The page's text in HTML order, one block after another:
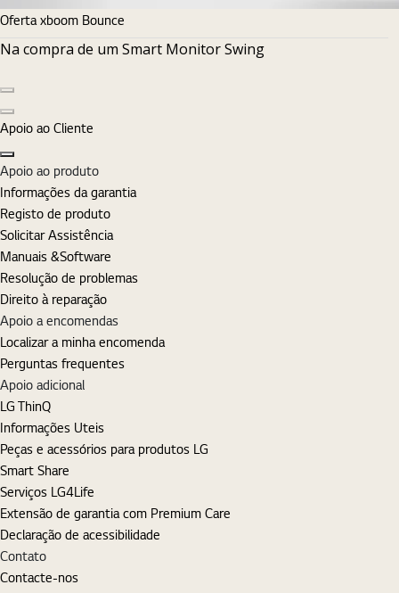
Oferta xboom Bounce
Na compra de um Smart Monitor Swing
Diapositivo seguinte
Apoio ao Cliente
Fechar
Apoio ao produto
Informações da garantia
Registo de produto
Solicitar Assistência
Manuais &Software
Resolução de problemas
Direito à reparação
Apoio a encomendas
Localizar a minha encomenda
Perguntas frequentes
Apoio adicional
LG ThinQ
Informações Uteis
Peças e acessórios para produtos LG
Smart Share
Serviços LG4Life
Extensão de garantia com Premium Care
Declaração de acessibilidade
Contato
Contacte-nos